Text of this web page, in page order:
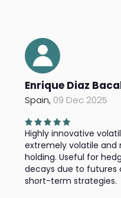
Enrique Diaz
Spain, 09 Dec 2025
Highly innovative
extremely volatile
holding. Useful for
decays due to futures
short-term strategies.